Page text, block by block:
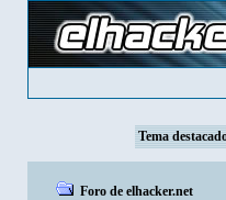
Tema
Foro de elhacker.net